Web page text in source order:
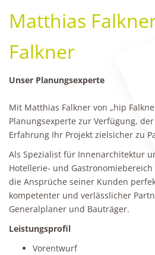
Matthias
Falkner
Unser Planungsexperte
Mit Matthias Falkner von „hip
Planungsexperte zur Verfügung,
Erfahrung Ihr Projekt zielsicher zu
Als Spezialist für Innenarchitektur
Hotellerie- und
die Ansprüche seiner Kunden
kompetenter und verlässlicher
Generalplaner und Bauträger.
Leistungsprofil
Vorentwurf